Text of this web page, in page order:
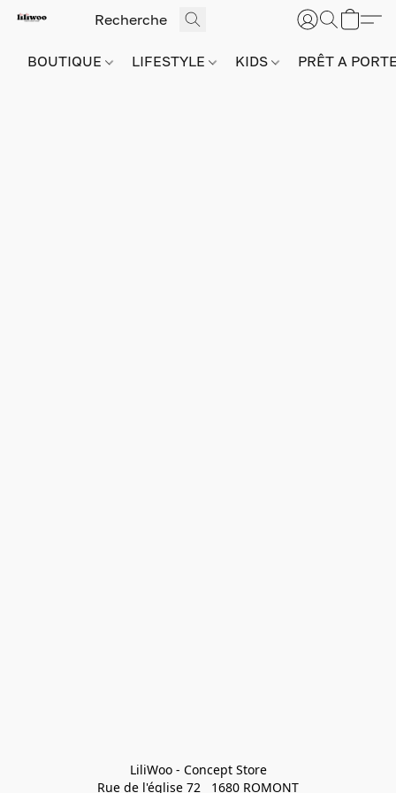
BOUTIQUE LIFESTYLE KIDS PRÊT A
LiliWoo - Concept Store
Rue de l'église 72   1680 ROMONT